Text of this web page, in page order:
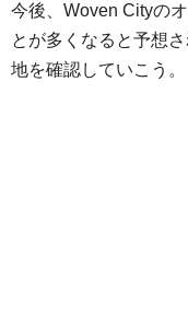
今後、Woven Cityの
とが多くなると予想
地を確認していこう。